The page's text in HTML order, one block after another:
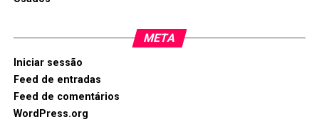
META
Iniciar sessão
Feed de entradas
Feed de comentários
WordPress.org